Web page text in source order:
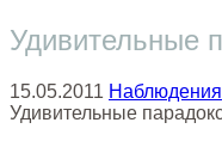
Удивительные
15.05.2011 Наблюдения
Удивительные